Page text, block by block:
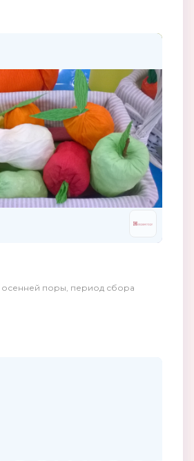
осенней поры, период сбора